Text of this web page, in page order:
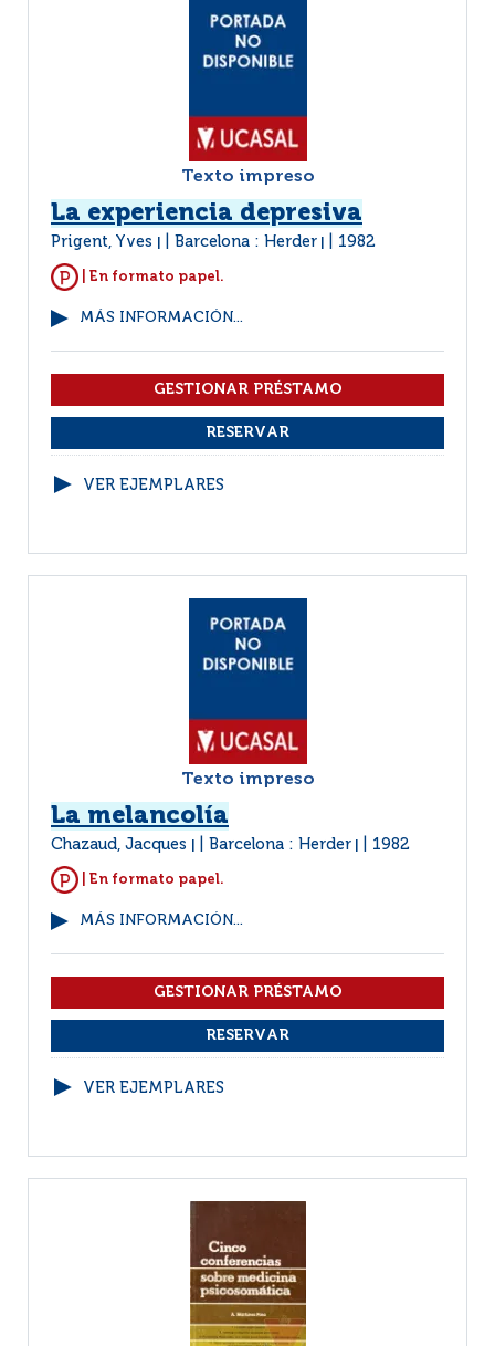
Texto impreso
La experiencia depresiva
Prigent, Yves Barcelona : Herder 1982
| En formato papel.
MÁS INFORMACIÓN...
VER EJEMPLARES
Texto impreso
La melancolía
Chazaud, Jacques Barcelona : Herder 1982
| En formato papel.
MÁS INFORMACIÓN...
VER EJEMPLARES